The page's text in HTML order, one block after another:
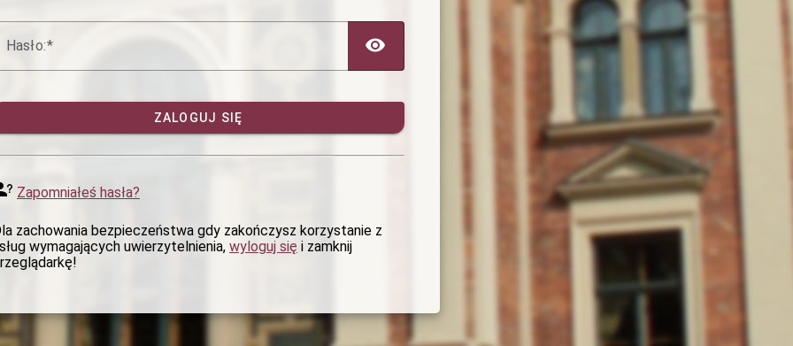
Hasło:
ZALOGUJ SIĘ
Zapomniałeś hasła?
zachowania bezpieczeństwa gdy zakończysz korzystanie z
wymagających uwierzytelnienia, wyloguj się i zamknij